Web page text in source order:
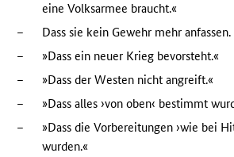
eine Volksarmee braucht.«
–
Dass sie kein Gewehr mehr anfassen.
–
»Dass ein neuer Krieg bevorsteht.«
–
»Dass der Westen nicht angreift.«
–
»Dass alles ›von oben‹ bestimmt
–
»Dass die Vorbereitungen ›wie bei
wurden.«